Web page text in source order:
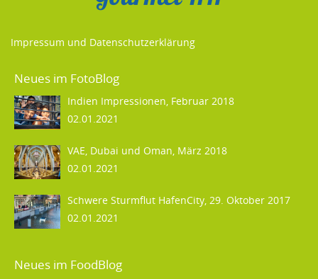
Impressum und Datenschutzerklärung
Neues im FotoBlog
Indien Impressionen, Februar 2018
02.01.2021
VAE, Dubai und Oman, März 2018
02.01.2021
Schwere Sturmflut HafenCity, 29. Oktober 2017
02.01.2021
Neues im FoodBlog